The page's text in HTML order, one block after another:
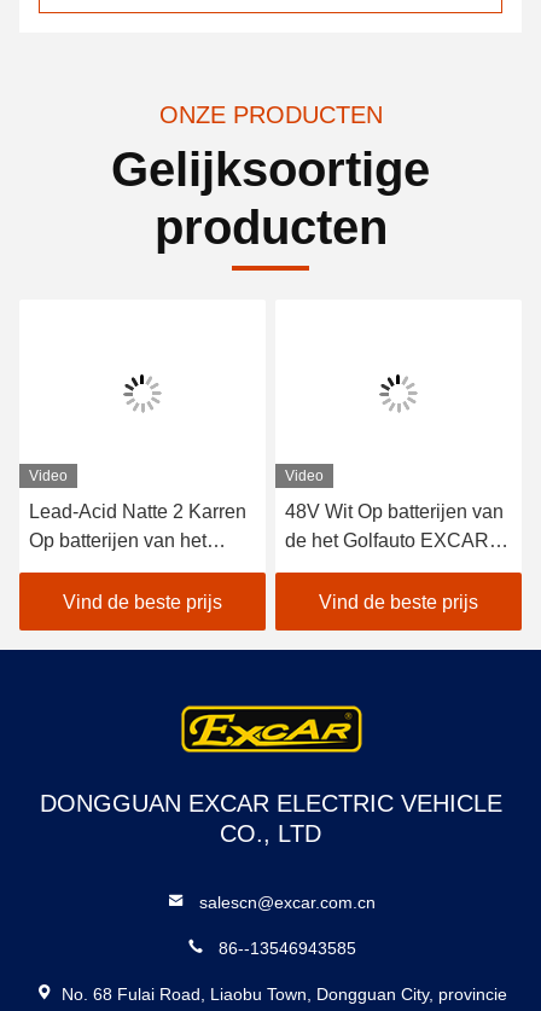
ONZE PRODUCTEN
Gelijksoortige
producten
Video
Lead-Acid Natte 2 Karren
Op batterijen van het
Zetelsgolf/Elektrisch
Autogolf Met fouten
Vind de beste prijs
Video
48V Wit Op batterijen van
de het Golfauto EXCAR
A1S6+2 van het
lithiumvoertuig het
Elektrische
Vind de beste prijs
DONGGUAN EXCAR ELECTRIC VEHICLE
CO., LTD
salescn@excar.com.cn
86--13546943585
No. 68 Fulai Road, Liaobu Town, Dongguan City, provincie